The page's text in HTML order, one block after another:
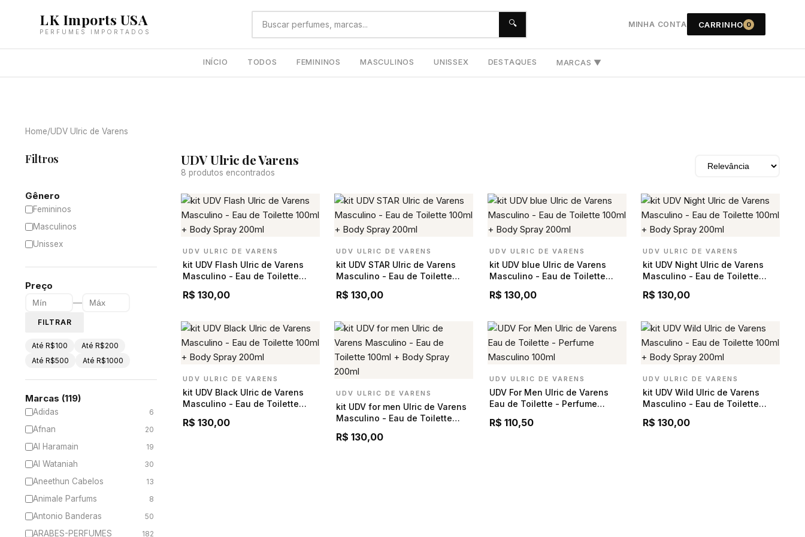
LK Imports USA
PERFUMES IMPORTADOS
🔍 MINHA CONTA CARRINHO 0
INÍCIO TODOS FEMININOS MASCULINOS UNISSEX DESTAQUES MARCAS ▼
Home/UDV Ulric de Varens
Filtros
Gênero
Femininos
Masculinos
Unissex
Preço
—
FILTRAR
Até R$100
Até R$200
Até R$500
Até R$1000
Marcas (119)
Adidas 6
Afnan 20
Al Haramain 19
Al Wataniah 30
Aneethun Cabelos 13
Animale Parfums 8
Antonio Banderas 50
ARABES-PERFUMES 182
UDV Ulric de Varens
8 produtos encontrados
UDV ULRIC DE VARENS
kit UDV Flash Ulric de Varens
Masculino - Eau de Toilette
R$ 130,00
UDV ULRIC DE VARENS
kit UDV STAR Ulric de Varens
Masculino - Eau de Toilette
R$ 130,00
UDV ULRIC DE VARENS
kit UDV blue Ulric de Varens
Masculino - Eau de Toilette
R$ 130,00
UDV ULRIC DE VARENS
kit UDV Night Ulric de Varens
Masculino - Eau de Toilette
R$ 130,00
UDV ULRIC DE VARENS
kit UDV Black Ulric de Varens
Masculino - Eau de Toilette
R$ 130,00
UDV ULRIC DE VARENS
kit UDV for men Ulric de Varens
Masculino - Eau de Toilette
R$ 130,00
UDV ULRIC DE VARENS
UDV For Men Ulric de Varens
Eau de Toilette - Perfume
R$ 110,50
UDV ULRIC DE VARENS
kit UDV Wild Ulric de Varens
Masculino - Eau de Toilette
R$ 130,00